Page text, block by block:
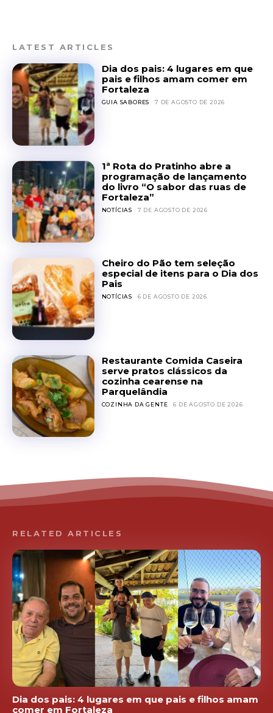
LATEST ARTICLES
Dia dos pais: 4 lugares em que
pais e filhos amam comer em
Fortaleza
GUIA SABORES 7 DE AGOSTO DE 2026
1ª Rota do Pratinho abre a
programação de lançamento
do livro “O sabor das ruas de
Fortaleza”
NOTÍCIAS 7 DE AGOSTO DE 2026
Cheiro do Pão tem seleção
especial de itens para o Dia dos
Pais
NOTÍCIAS 6 DE AGOSTO DE 2026
Restaurante Comida Caseira
serve pratos clássicos da
cozinha cearense na
Parquelândia
COZINHA DA GENTE 6 DE AGOSTO DE 2026
RELATED ARTICLES
Dia dos pais: 4 lugares em que pais e filhos amam
comer em Fortaleza